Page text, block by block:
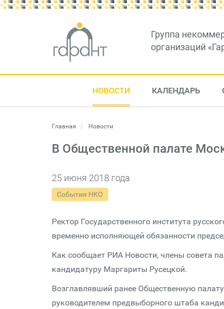
Группа
организаций
НОВОСТИ КАЛЕНДАРЬ
Главная Новости
В Общественной палате
25 июня 2018 года
События НКО
Ректор Государственного института
временно исполняющей обязанности
Как сообщает РИА Новости, члены совета
кандидатуру Маргариты Русецкой.
Возглавлявший ранее Общественную
руководителем предвыборного штаба